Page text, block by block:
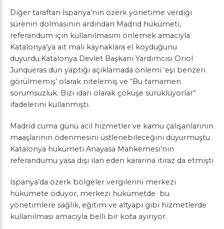
Diğer taraftan İspanya’nın özerk yönetime verdiği
sürenin dolmasının ardından Madrid hükümeti,
referandum için kullanılmasını önlemek amacıyla
Katalonya’ya ait mali kaynaklara el koyduğunu
duyurdu.Katalonya Devlet Başkanı Yardımcısı Oriol
Junqueras dün yaptığı açıklamada önlemi ‘eşi benzeri
görülmemiş’ olarak nitelemiş ve “Bu tamamen
sorumsuzluk. Bizi idari olarak çöküşe sürüklüyorlar”
ifadelerini kullanmıştı.
Madrid cuma günü acil hizmetler ve kamu çalışanlarının
maaşlarının ödenmesini üstlenebileceğini duyurmuştu.
Katalonya hükümeti Anayasa Mahkemesi’nin
referandumu yasa dışı ilan eden kararına itiraz da etmişti
İspanya’da özerk bölgeler vergilerini merkezi
hükümete ödüyor, merkezi hükümetde bu
yönetimlere sağlık, eğitim ve altyapı gibi hizmetlerde
kullanılması amacıyla belli bir kota ayırıyor.